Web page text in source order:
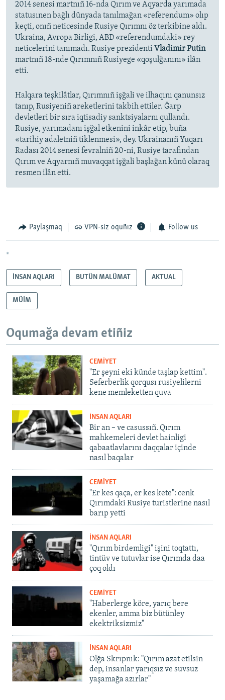
2014 senesi martnıñ 16-nda Qırım ve Aqyarda yarımada
statusınen bağlı dünyada tanılmağan «referendum» olıp
keçti, onıñ neticesinde Rusiye Qırımnı öz terkibine aldı.
Ukraina, Avropa Birligi, ABD «referendumdaki» rey
neticelerini tanımadı. Rusiye prezidenti Vladimir Putin
martnıñ 18-nde Qırımnıñ Rusiyege «qoşulğanını» ilân
etti.
Halqara teşkilâtlar, Qırımnıñ işğali ve ilhaqını qanunsız
tanıp, Rusiyeniñ areketlerini takbih ettiler. Ğarp
devletleri bir sıra iqtisadiy sanktsiyalarnı qullandı.
Rusiye, yarımadanı işğal etkenini inkâr etip, buña
«tarihiy adaletniñ tiklenmesi», dey. Ukrainanıñ Yuqarı
Radası 2014 senesi fevralniñ 20-ni, Rusiye tarafından
Qırım ve Aqyarnıñ muvaqqat işğali başlağan künü olaraq
resmen ilân etti.
Paylaşmaq VPN-siz oquñız Follow us
*
İNSAN AQLARI BUTÜN MALÜMAT AKTUAL
MÜİM
Oqumağa devam etiñiz
CEMİYET
"Er şeyni eki künde taşlap kettim".
Seferberlik qorqusı rusiyelilerni
kene memleketten quva
İNSAN AQLARI
Bir an – ve casussıñ. Qırım
mahkemeleri devlet hainligi
qabaatlavlarını daqqalar içinde
nasıl baqalar
CEMİYET
"Er kes qaça, er kes kete": cenk
Qırımdaki Rusiye turistlerine nasıl
barıp yetti
İNSAN AQLARI
"Qırım birdemligi" işini toqtattı,
tintüv ve tutuvlar ise Qırımda daa
çoq oldı
CEMİYET
"Haberlerge köre, yarıq bere
ekenler, amma biz bütünley
ekektriksizmiz"
İNSAN AQLARI
Olğa Skrıpnık: "Qırım azat etilsin
dep, insanlar yarıqsız ve suvsuz
yaşamağa azırlar"